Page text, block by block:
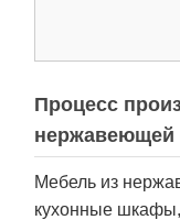
Процесс
нержавеющей
Мебель из
кухонные шкафы,